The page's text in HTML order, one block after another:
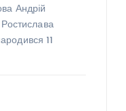
Андрій
11